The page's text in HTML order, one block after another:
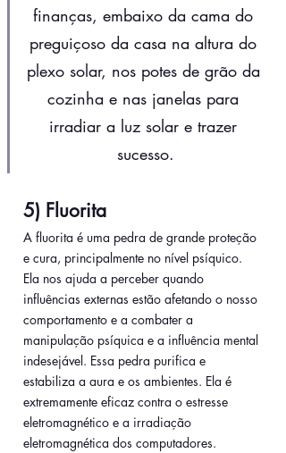
finanças, embaixo da cama do
preguiçoso da casa na altura do
plexo solar, nos potes de grão da
cozinha e nas janelas para
irradiar a luz solar e trazer
sucesso.
5) Fluorita
A fluorita é uma pedra de grande proteção
e cura, principalmente no nível psíquico.
Ela nos ajuda a perceber quando
influências externas estão afetando o nosso
comportamento e a combater a
manipulação psíquica e a influência mental
indesejável. Essa pedra purifica e
estabiliza a aura e os ambientes. Ela é
extremamente eficaz contra o estresse
eletromagnético e a irradiação
eletromagnética dos computadores.